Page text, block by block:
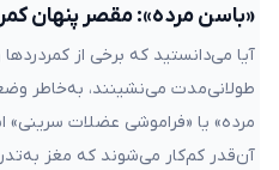
«باسن مرده»: مقصر پنهان کمر
آیا می‌دانستید که برخی از کمردردها
طولانی‌مدت می‌نشینند، به‌خاطر
مرده» یا «فراموشی عضلات
آن‌قدر کم‌کار می‌شوند که مغز